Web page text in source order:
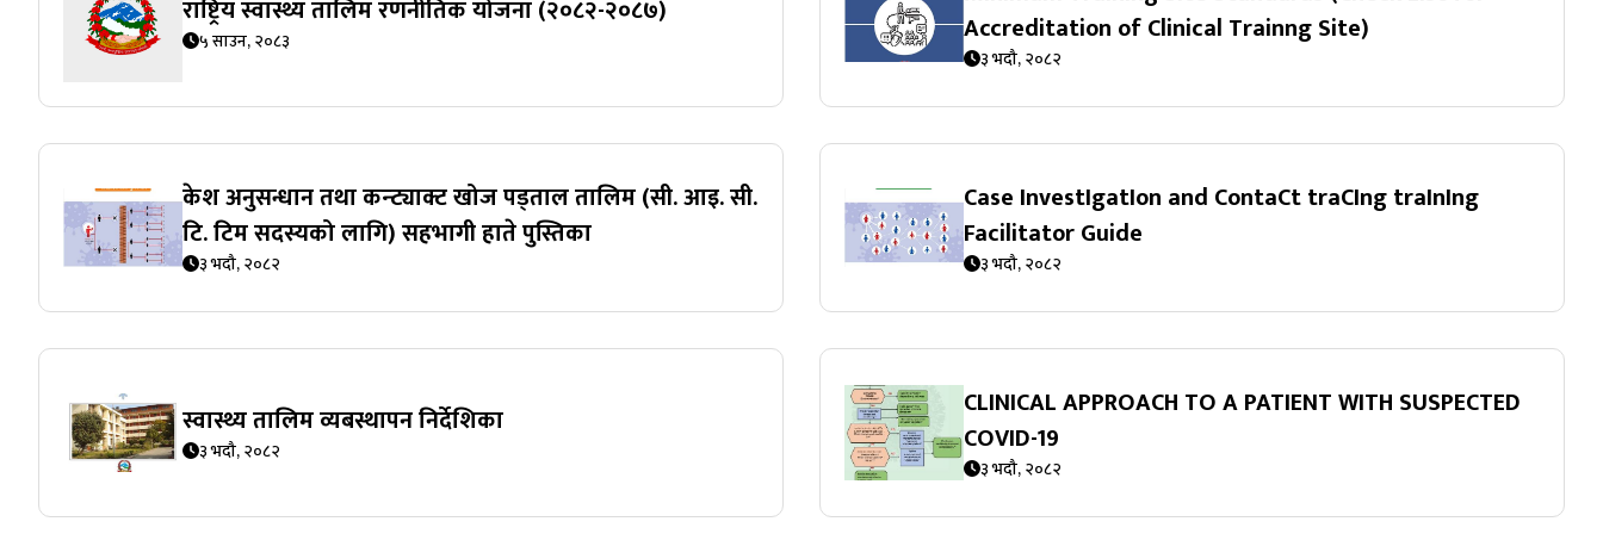
राष्ट्रिय स्वास्थ्य तालिम रणनीतिक योजना (२०८२-२०८७)
५ साउन, २०८३
Accreditation of Clinical Trainng Site)
३ भदौ, २०८२
केश अनुसन्धान तथा कन्ट्याक्ट खोज पड्ताल तालिम (सी. आइ. सी.
टि. टिम सदस्यको लागि) सहभागी हाते पुस्तिका
३ भदौ, २०८२
Case InvestIgatIon and ContaCt traCIng traInIng
Facilitator Guide
३ भदौ, २०८२
स्वास्थ्य तालिम व्यबस्थापन निर्देशिका
३ भदौ, २०८२
CLINICAL APPROACH TO A PATIENT WITH SUSPECTED
COVID-19
३ भदौ, २०८२